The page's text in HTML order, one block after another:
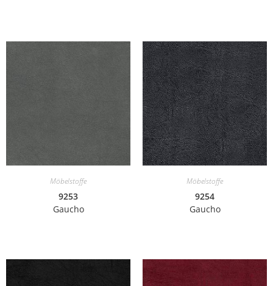
Möbelstoffe
9253
Gaucho
Möbelstoffe
9254
Gaucho